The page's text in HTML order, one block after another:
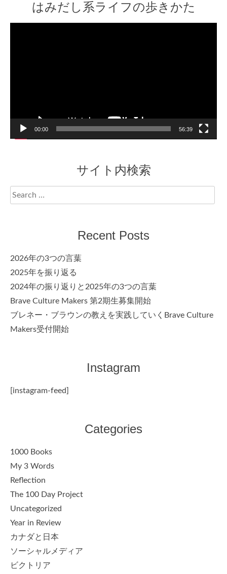
はみだし系ライフの歩きかた
00:00 56:39
サイト内検索
Search
for:
Recent Posts
2026年の3つの言葉
2025年を振り返る
2024年の振り返りと2025年の3つの言葉
Brave Culture Makers 第2期生募集開始
ブレネー・ブラウンの教えを実践していくBrave Culture
Makers受付開始
Instagram
[instagram-feed]
Categories
1000 Books
My 3 Words
Reflection
The 100 Day Project
Uncategorized
Year in Review
カナダと日本
ソーシャルメディア
ビクトリア